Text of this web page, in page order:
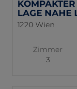
LAGE NAHE
1220 Wien
Zimmer
3